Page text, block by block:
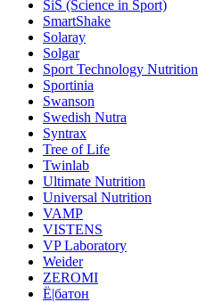
SiS (Science in Sport)
SmartShake
Solaray
Solgar
Sport Technology Nutrition
Sportinia
Swanson
Swedish Nutra
Syntrax
Tree of Life
Twinlab
Ultimate Nutrition
Universal Nutrition
VAMP
VISTENS
VP Laboratory
Weider
ZEROMI
Ё|батон